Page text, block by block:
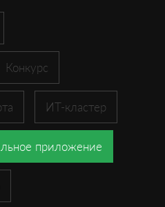
Конкурс
ИТ-кластер
приложение